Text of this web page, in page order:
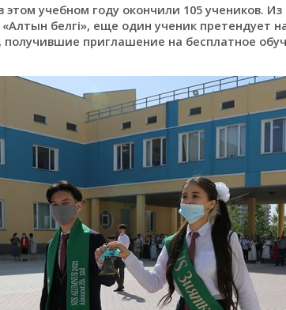
учебном году окончили 105 учеников.
белгі», еще один ученик претендует
получившие приглашение на бесплатное